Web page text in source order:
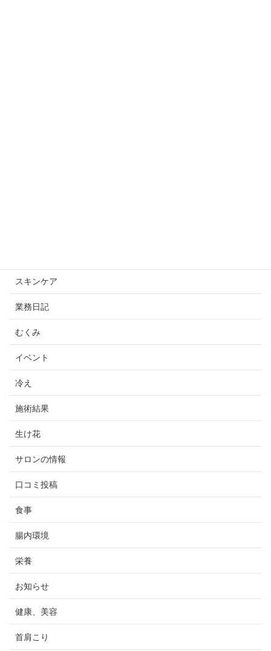
スキンケア
業務日記
むくみ
イベント
冷え
施術結果
生け花
サロンの情報
口コミ投稿
食事
腸内環境
栄養
お知らせ
健康、美容
首肩こり